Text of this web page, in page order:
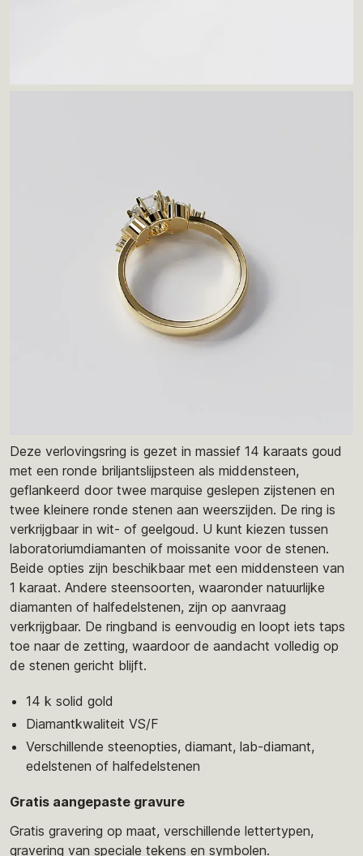
Deze verlovingsring is gezet in massief 14 karaats goud
met een ronde briljantslijpsteen als middensteen,
geflankeerd door twee marquise geslepen zijstenen en
twee kleinere ronde stenen aan weerszijden. De ring is
verkrijgbaar in wit- of geelgoud. U kunt kiezen tussen
laboratoriumdiamanten of moissanite voor de stenen.
Beide opties zijn beschikbaar met een middensteen van
1 karaat. Andere steensoorten, waaronder natuurlijke
diamanten of halfedelstenen, zijn op aanvraag
verkrijgbaar. De ringband is eenvoudig en loopt iets taps
toe naar de zetting, waardoor de aandacht volledig op
de stenen gericht blijft.
14 k solid gold
Diamantkwaliteit VS/F
Verschillende steenopties, diamant, lab-diamant,
edelstenen of halfedelstenen
Gratis aangepaste gravure
Gratis gravering op maat, verschillende lettertypen,
gravering van speciale tekens en symbolen.